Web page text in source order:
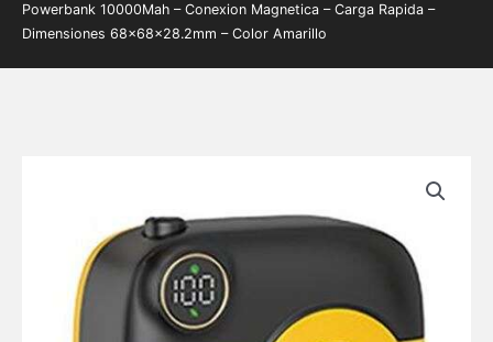
Powerbank 10000Mah – Conexion Magnetica – Carga Rapida –
Dimensiones 68x68x28.2mm – Color Amarillo